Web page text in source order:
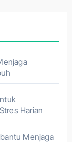
Harian
Menjaga